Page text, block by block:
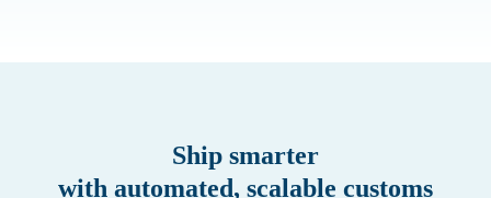
​Ship smarter
with automated, scalable customs